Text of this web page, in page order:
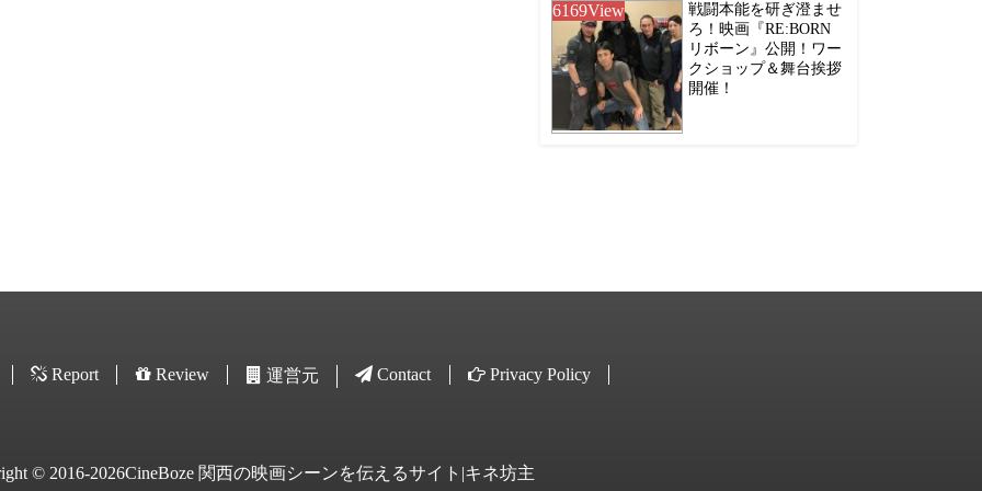
6169View
戦闘本能を研ぎ澄ませ
ろ！映画『RE:BORN
リボーン』公開！ワー
クショップ＆舞台挨拶
開催！
Report Review 運営元 Contact Privacy Policy
© 2016-2026CineBoze 関西の映画シーンを伝えるサイト|キネ坊主